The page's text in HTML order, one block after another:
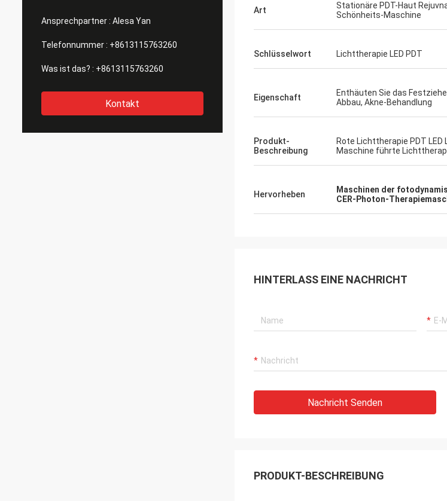
Ansprechpartner : Alesa Yan
Telefonnummer : +8613115763260
Was ist das? : +8613115763260
Kontakt
Art
Stationäre PDT-Haut
Schönheits-Maschine
Schlüsselwort Lichttherapie LED PDT
Eigenschaft
Enthäuten Sie das
Abbau, Akne-Behandlung
Produkt-
Beschreibung
Rote Lichttherapie PDT
Maschine führte
Hervorheben Maschinen der
CER-Photon-
HINTERLASS EINE NACHRICHT
Nachricht Senden
PRODUKT-BESCHREIBUNG